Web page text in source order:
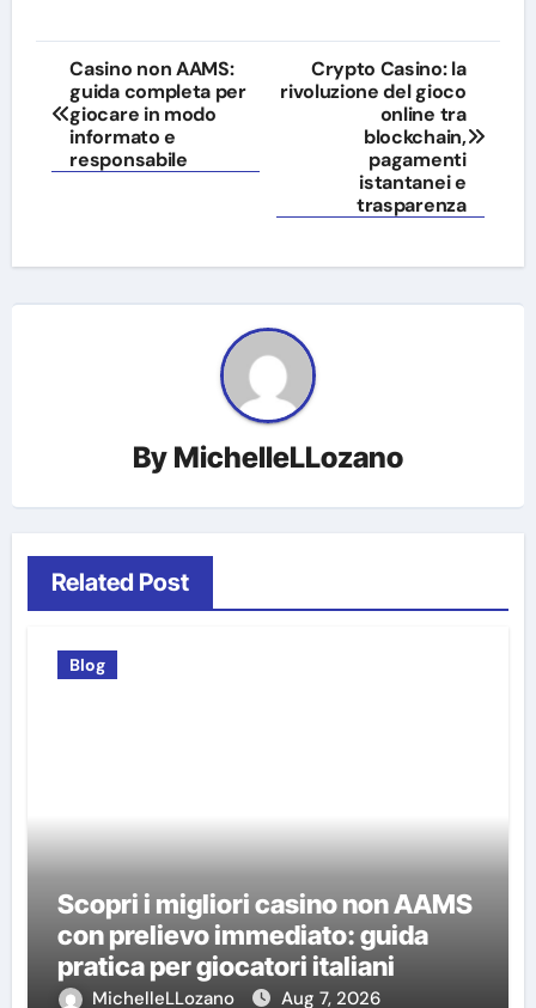
Post
navigation
Casino non AAMS:
guida completa per
giocare in modo
informato e
responsabile
Crypto Casino: la
rivoluzione del gioco
online tra
blockchain,
pagamenti
istantanei e
trasparenza
By MichelleLLozano
Related Post
Blog
Scopri i migliori casino non AAMS
con prelievo immediato: guida
pratica per giocatori italiani
MichelleLLozano Aug 7, 2026